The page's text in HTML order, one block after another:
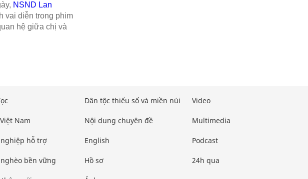
NSND Lan
vai diễn trong phim
hệ giữa chị và
Nam
nghiệp hỗ trợ
bền vững
Dân tộc thiểu số và miền núi
Nội dung chuyên đề
English
Hồ sơ
Video
Multimedia
Podcast
24h qua